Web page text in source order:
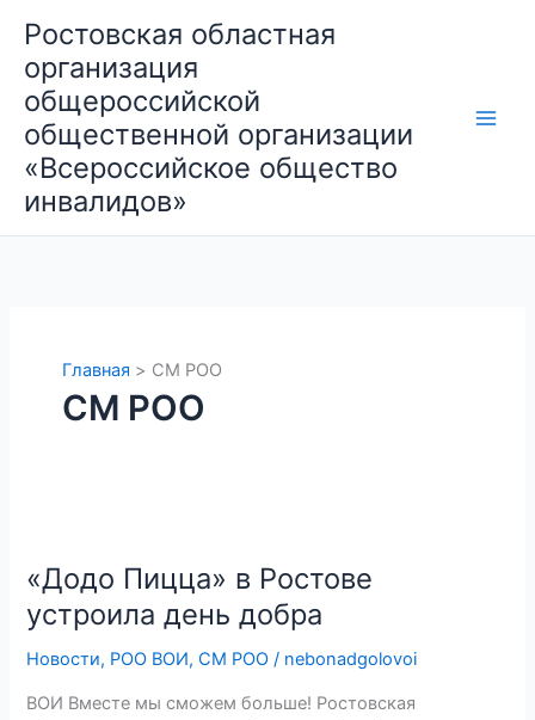
содержимому
Ростовская областная
организация
общероссийской
общественной организации
«Всероссийское общество
инвалидов»
Главная СМ РОО
СМ РОО
«Додо Пицца» в Ростове
устроила день добра
Новости, РОО ВОИ,СМ РОО / nebonadgolovoi
ВОИ Вместе мы сможем больше! Ростовская
в
Ростове
устроила
день
добра